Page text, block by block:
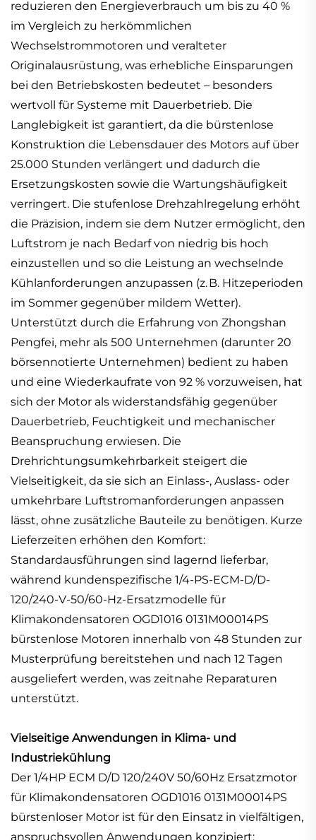
reduzieren den Energieverbrauch um bis zu 40 %
im Vergleich zu herkömmlichen
Wechselstrommotoren und veralteter
Originalausrüstung, was erhebliche Einsparungen
bei den Betriebskosten bedeutet – besonders
wertvoll für Systeme mit Dauerbetrieb. Die
Langlebigkeit ist garantiert, da die bürstenlose
Konstruktion die Lebensdauer des Motors auf über
25.000 Stunden verlängert und dadurch die
Ersetzungskosten sowie die Wartungshäufigkeit
verringert. Die stufenlose Drehzahlregelung erhöht
die Präzision, indem sie dem Nutzer ermöglicht, den
Luftstrom je nach Bedarf von niedrig bis hoch
einzustellen und so die Leistung an wechselnde
Kühlanforderungen anzupassen (z. B. Hitzeperioden
im Sommer gegenüber mildem Wetter).
Unterstützt durch die Erfahrung von Zhongshan
Pengfei, mehr als 500 Unternehmen (darunter 20
börsennotierte Unternehmen) bedient zu haben
und eine Wiederkaufrate von 92 % vorzuweisen, hat
sich der Motor als widerstandsfähig gegenüber
Dauerbetrieb, Feuchtigkeit und mechanischer
Beanspruchung erwiesen. Die
Drehrichtungsumkehrbarkeit steigert die
Vielseitigkeit, da sie sich an Einlass-, Auslass- oder
umkehrbare Luftstromanforderungen anpassen
lässt, ohne zusätzliche Bauteile zu benötigen. Kurze
Lieferzeiten erhöhen den Komfort:
Standardausführungen sind lagernd lieferbar,
während kundenspezifische 1/4-PS-ECM-D/D-
120/240-V-50/60-Hz-Ersatzmodelle für
Klimakondensatoren OGD1016 0131M00014PS
bürstenlose Motoren innerhalb von 48 Stunden zur
Musterprüfung bereitstehen und nach 12 Tagen
ausgeliefert werden, was zeitnahe Reparaturen
unterstützt.
Vielseitige Anwendungen in Klima- und
Industriekühlung
Der 1/4HP ECM D/D 120/240V 50/60Hz Ersatzmotor
für Klimakondensatoren OGD1016 0131M00014PS
bürstenloser Motor ist für den Einsatz in vielfältigen,
anspruchsvollen Anwendungen konzipiert: